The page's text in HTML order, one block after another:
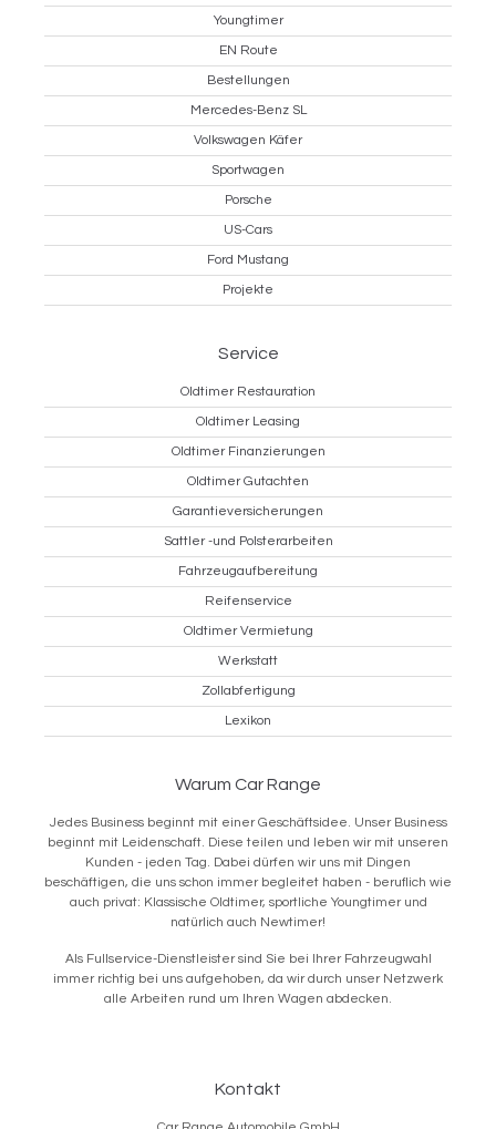
Youngtimer
EN Route
Bestellungen
Mercedes-Benz SL
Volkswagen Käfer
Sportwagen
Porsche
US-Cars
Ford Mustang
Projekte
Service
Oldtimer Restauration
Oldtimer Leasing
Oldtimer Finanzierungen
Oldtimer Gutachten
Garantieversicherungen
Sattler -und Polsterarbeiten
Fahrzeugaufbereitung
Reifenservice
Oldtimer Vermietung
Werkstatt
Zollabfertigung
Lexikon
Warum Car Range
Jedes Business beginnt mit einer Geschäftsidee. Unser Business
beginnt mit Leidenschaft. Diese teilen und leben wir mit unseren
Kunden - jeden Tag. Dabei dürfen wir uns mit Dingen
beschäftigen, die uns schon immer begleitet haben - beruflich wie
auch privat: Klassische Oldtimer, sportliche Youngtimer und
natürlich auch Newtimer!
Als Fullservice-Dienstleister sind Sie bei Ihrer Fahrzeugwahl
immer richtig bei uns aufgehoben, da wir durch unser Netzwerk
alle Arbeiten rund um Ihren Wagen abdecken.
Kontakt